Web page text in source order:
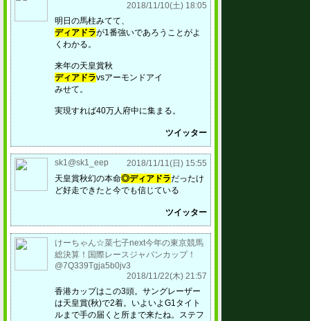
2018/11/10(土) 18:05
明日の馬柱みてて、
ディアドラが1番強いであろうことがよ
くわかる。
来年の天皇賞秋
ディアドラvsアーモンドアイ
みせて。
実現すれば40万人府中に集まる。
ツイッター
sk1@sk1_eep
2018/11/11(日) 15:55
天皇賞秋幻の本命◎ディアドラだったけ
ど好走できたと今でも信じている
ツイッター
けーちゃん☆菜七子next今年の東京競馬
総決算！国際レースジャパンカップ！
@7Q339Tgja5b0jv3
2018/11/22(木) 21:57
香港カップはこの3頭。サングレーザー
は天皇賞(秋)で2着。いよいよG1タイト
ルまで手の届くと所まで来たね。ステフ